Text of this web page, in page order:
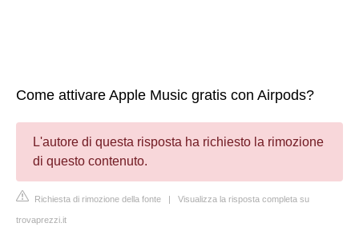
Come attivare Apple Music gratis con Airpods?
L'autore di questa risposta ha richiesto la rimozione
di questo contenuto.
Richiesta di rimozione della fonte | Visualizza la risposta completa su
trovaprezzi.it